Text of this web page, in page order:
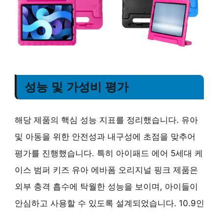
성능 및 가성비 평가
해당 제품의 핵심 성능 지표를 정리했습니다. 유아
및 아동을 위한 안전성과 내구성에 초점을 맞추어
평가를 진행했습니다. 특히 아이패드 에어 5세대 케
이스 범퍼 키즈 유아 에바폼 오리지널 핑크 제품은
외부 충격 흡수에 탁월한 성능을 보이며, 아이들이
안심하고 사용할 수 있도록 설계되었습니다. 10.9인